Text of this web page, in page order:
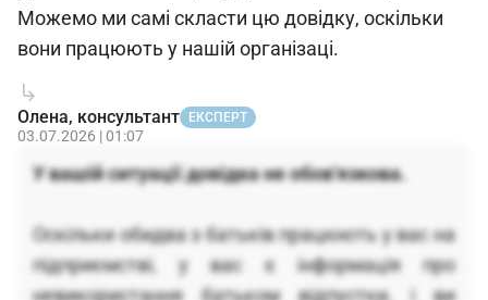
Можемо ми самі скласти цю довідку, оскільки
вони працюють у нашій організаці.
Олена, консультант ЕКСПЕРТ
03.07.2026 | 01:07
У вашій ситуації довідка не обов'язкова.
Оскільки обидва з батьків працюють у вас на
підприємстві, у вас є інформація про
невикористання батьком відпустки, і ви